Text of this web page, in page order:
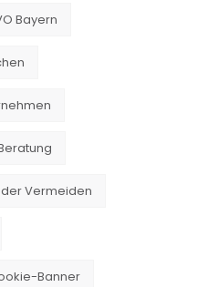
Bayern
Vermeiden
Banner